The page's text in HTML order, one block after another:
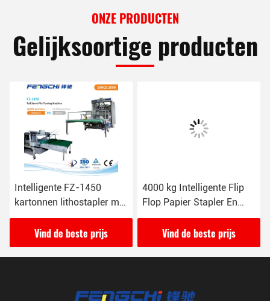
ONZE PRODUCTEN
Gelijksoortige producten
Intelligente FZ-1450
kartonnen lithostapler met
automatische
palletvoeding
Vind de beste prijs
4000 kg Intelligente Flip
Flop Papier Stapler En
Turner 380VAC/4P
Vind de beste prijs